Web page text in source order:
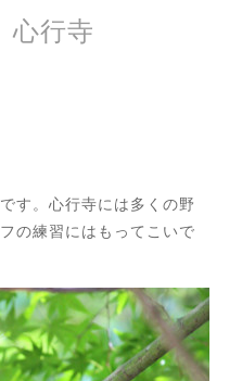
行寺
す。心行寺には多くの野
の練習にはもってこいで